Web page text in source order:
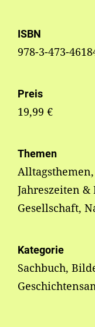
ISBN
978-3-473-
Preis
19,99 €
Themen
Jahreszeiten &
Gesellschaft,
Kategorie
Sachbuch,